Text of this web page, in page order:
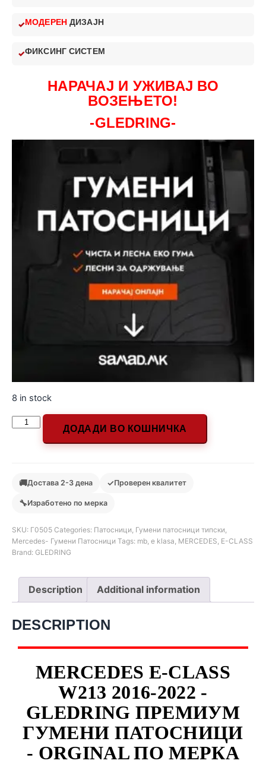
МОДЕРЕН ДИЗАЈН
ФИКСИНГ СИСТЕМ
НАРАЧАЈ И УЖИВАЈ ВО
ВОЗЕЊЕТО!
-GLEDRING-
8 in stock
ДОДАДИ ВО КОШНИЧКА
🚚Достава 2-3 дена ✓Проверен квалитет
🔧Изработено по мерка
SKU: Г0505 Categories: Патосници Гумени патосници типски
Mercedes- Гумени Патосници Tags: mb e klasa MERCEDES E-CLASS
Brand: GLEDRING
Description Additional information
DESCRIPTION
MERCEDES E-CLASS
W213 2016-2022 -
GLEDRING ПРЕМИУМ
ГУМЕНИ ПАТОСНИЦИ
- ORGINAL ПО МЕРКА